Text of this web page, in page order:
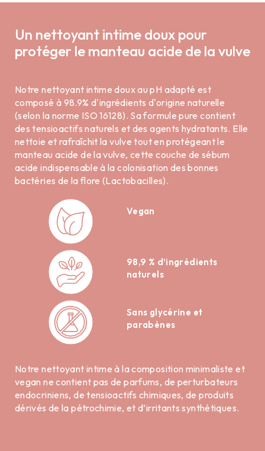
Un nettoyant intime doux pour
protéger le manteau acide de la vulve
Notre nettoyant intime doux au pH adapté est
composé à 98.9% d'ingrédients d'origine naturelle
(selon la norme ISO 16128). Sa formule pure contient
des tensioactifs naturels et des agents hydratants. Elle
nettoie et rafraîchit la vulve tout en protégeant le
manteau acide de la vulve, cette couche de sébum
acide indispensable à la colonisation des bonnes
bactéries de la flore (Lactobacilles).
Vegan
98,9 % d’ingrédients
naturels
Sans glycérine et
parabènes
Notre nettoyant intime à la composition minimaliste et
vegan ne contient pas de parfums, de perturbateurs
endocriniens, de tensioactifs chimiques, de produits
dérivés de la pétrochimie, et d’irritants synthétiques.